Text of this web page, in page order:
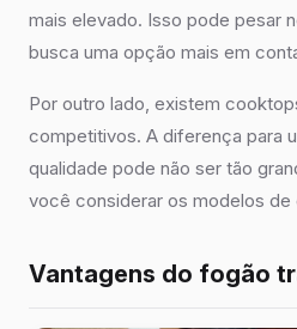
mais elevado. Isso pode pesar
busca uma opção mais em
Por outro lado, existem
competitivos. A diferença para
qualidade pode não ser tão
você considerar os modelos de
Vantagens do fogão